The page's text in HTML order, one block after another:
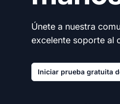
Únete a nuestra
excelente soporte al
Iniciar prueba gratuita